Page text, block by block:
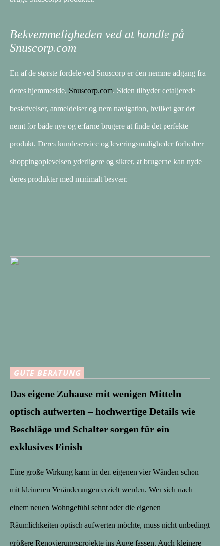
Bekvemmeligheden ved at handle på
Snuscorp.com
En af de største fordele ved Snuscorp er den nemme adgang fra
deres hjemmeside, Snuscorp.com. Siden tilbyder detaljerede
beskrivelser, anmeldelser og nem navigation, hvilket gør det
nemt for både nye og erfarne brugere at finde det perfekte
produkt. Deres kundeservice og leveringsmuligheder forbedrer
shoppingoplevelsen yderligere og sikrer, at brugerne kan nyde
deres produkter med minimalt besvær.
GUTE BERATUNG
Das eigene Zuhause mit wenigen Mitteln
optisch aufwerten – hochwertige Details wie
Beschläge und Schalter sorgen für ein
exklusives Finish
Eine große Wirkung kann in den eigenen vier Wänden schon
mit kleineren Veränderungen erzielt werden. Wer sich nach
einem neuen Wohngefühl sehnt oder die eigenen
Räumlichkeiten optisch aufwerten möchte, muss nicht unbedingt
größere Renovierungsprojekte ins Auge fassen. Auch kleinere